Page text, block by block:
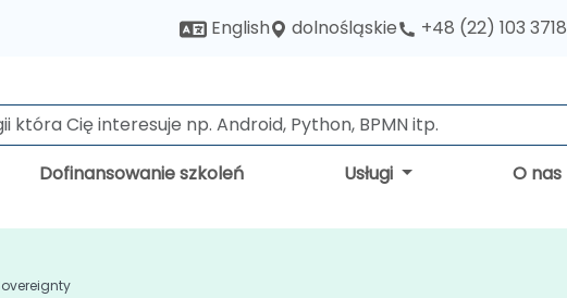
English dolnośląskie +48 (22) 103 3718
Dofinansowanie szkoleń Usługi O nas